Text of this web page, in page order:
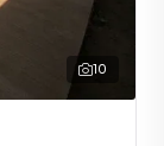
ou
para
e
10